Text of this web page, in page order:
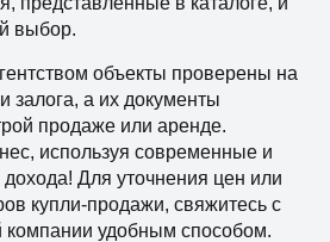
выбор.
объекты проверены на
залога, а их документы
продаже или аренде.
используя современные и
Для уточнения цен или
купли-продажи, свяжитесь с
удобным способом.